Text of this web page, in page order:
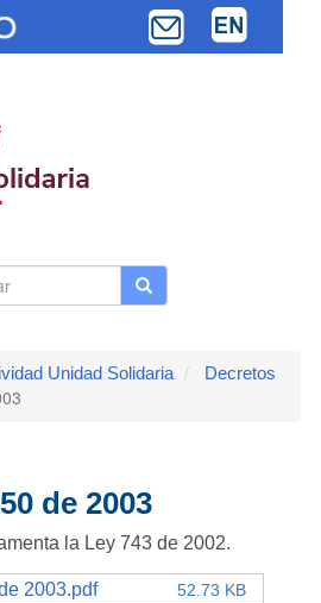
Buscar
Unidad Solidaria Decretos
de 2003
la Ley 743 de 2002.
2003.pdf 52.73 KB